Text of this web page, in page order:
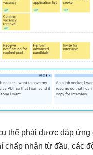
thể phải được đáp
nhận từ đầu, các